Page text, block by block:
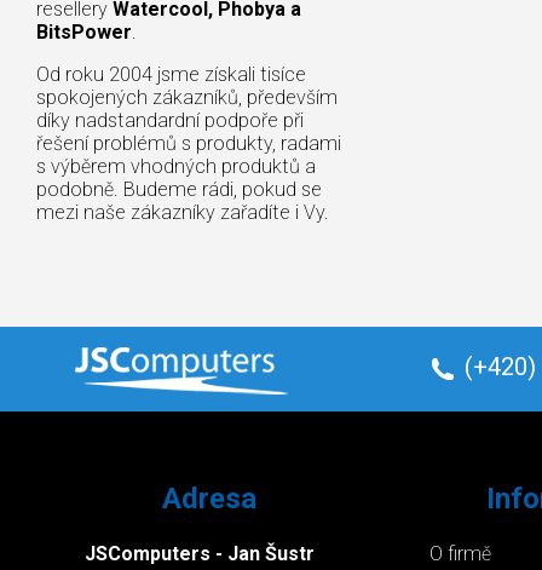
resellery Watercool, Phobya a
BitsPower.
Od roku 2004 jsme získali tisíce
spokojených zákazníků, především
díky nadstandardní podpoře při
řešení problémů s produkty, radami
s výběrem vhodných produktů a
podobně. Budeme rádi, pokud se
mezi naše zákazníky zařadíte i Vy.
(+420)
Adresa
JSComputers - Jan Šustr
O firmě